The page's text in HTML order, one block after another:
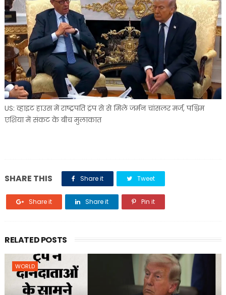
US: व्हाइट हाउस में राष्ट्रपति ट्रंप से से मिले जर्मन चांसलर मर्ज, पश्चिम
एशिया में संकट के बीच मुलाकात
SHARE THIS Share it Tweet
Share it Share it Pin it
RELATED POSTS
WORLD